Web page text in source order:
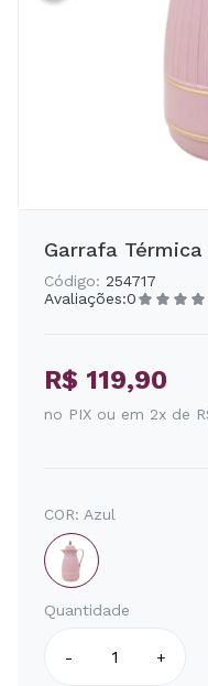
Garrafa Térmica
Código: 254717
Avaliações:0
R$ 119,90
no PIX ou em 2x de
COR: Azul
Quantidade
- +